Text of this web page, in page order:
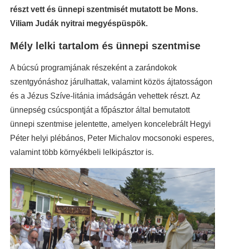
részt vett és ünnepi szentmisét mutatott be Mons.
Viliam Judák nyitrai megyéspüspök.
Mély lelki tartalom és ünnepi szentmise
A búcsú programjának részeként a zarándokok
szentgyónáshoz járulhattak, valamint közös ájtatosságon
és a Jézus Szíve-litánia imádságán vehettek részt. Az
ünnepség csúcspontját a főpásztor által bemutatott
ünnepi szentmise jelentette, amelyen koncelebrált Hegyi
Péter helyi plébános, Peter Michalov mocsonoki esperes,
valamint több környékbeli lelkipásztor is.